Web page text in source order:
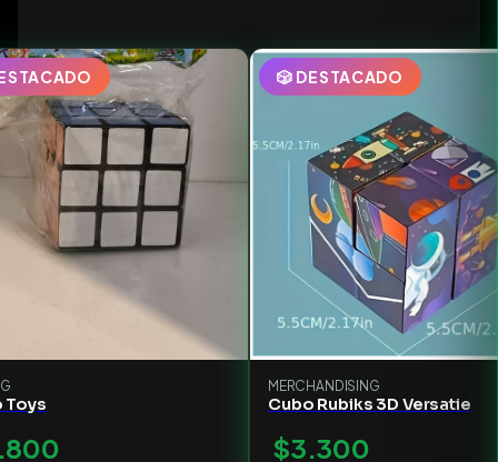
Toys
🎲 DESTACADO
MERCHANDISING
Cubo Rubiks 3D Versatie
$3.300